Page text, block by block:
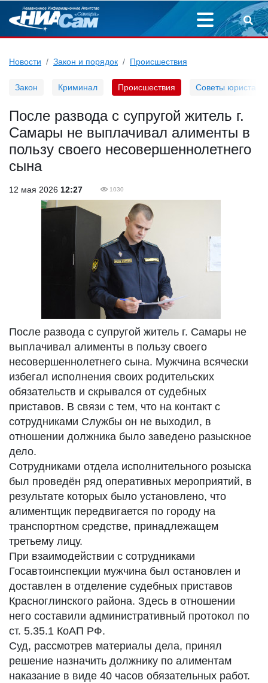
Новости Закон и порядок Происшествия
Закон Криминал Происшествия Советы юриста
После развода с супругой житель г.
Самары не выплачивал алименты в
пользу своего несовершеннолетнего
сына
12 мая 2026 12:27 1030
После развода с супругой житель г. Самары не
выплачивал алименты в пользу своего
несовершеннолетнего сына. Мужчина всячески
избегал исполнения своих родительских
обязательств и скрывался от судебных
приставов. В связи с тем, что на контакт с
сотрудниками Службы он не выходил, в
отношении должника было заведено разыскное
дело.
Сотрудниками отдела исполнительного розыска
был проведён ряд оперативных мероприятий, в
результате которых было установлено, что
алиментщик передвигается по городу на
транспортном средстве, принадлежащем
третьему лицу.
При взаимодействии с сотрудниками
Госавтоинспекции мужчина был остановлен и
доставлен в отделение судебных приставов
Красноглинского района. Здесь в отношении
него составили административный протокол по
ст. 5.35.1 КоАП РФ.
Суд, рассмотрев материалы дела, принял
решение назначить должнику по алиментам
наказание в виде 40 часов обязательных работ.